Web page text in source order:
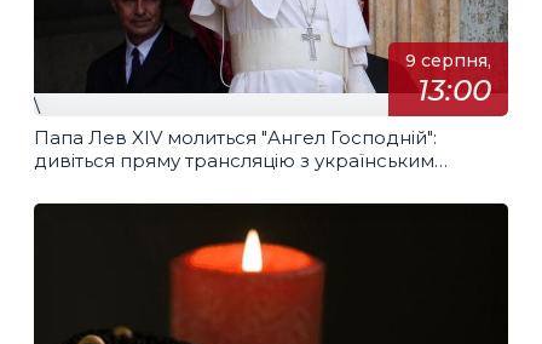
9 серпня,
13:00
\
Папа Лев XIV молиться "Ангел Господній":
дивіться пряму трансляцію з українським